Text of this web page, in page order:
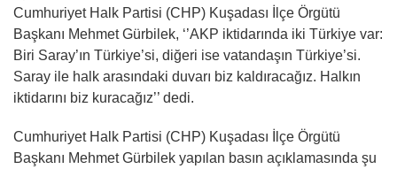
Cumhuriyet Halk Partisi (CHP) Kuşadası İlçe Örgütü
Başkanı Mehmet Gürbilek, ‘’AKP iktidarında iki Türkiye var:
Biri Saray’ın Türkiye’si, diğeri ise vatandaşın Türkiye’si.
Saray ile halk arasındaki duvarı biz kaldıracağız. Halkın
iktidarını biz kuracağız’’ dedi.
Cumhuriyet Halk Partisi (CHP) Kuşadası İlçe Örgütü
Başkanı Mehmet Gürbilek yapılan basın açıklamasında şu